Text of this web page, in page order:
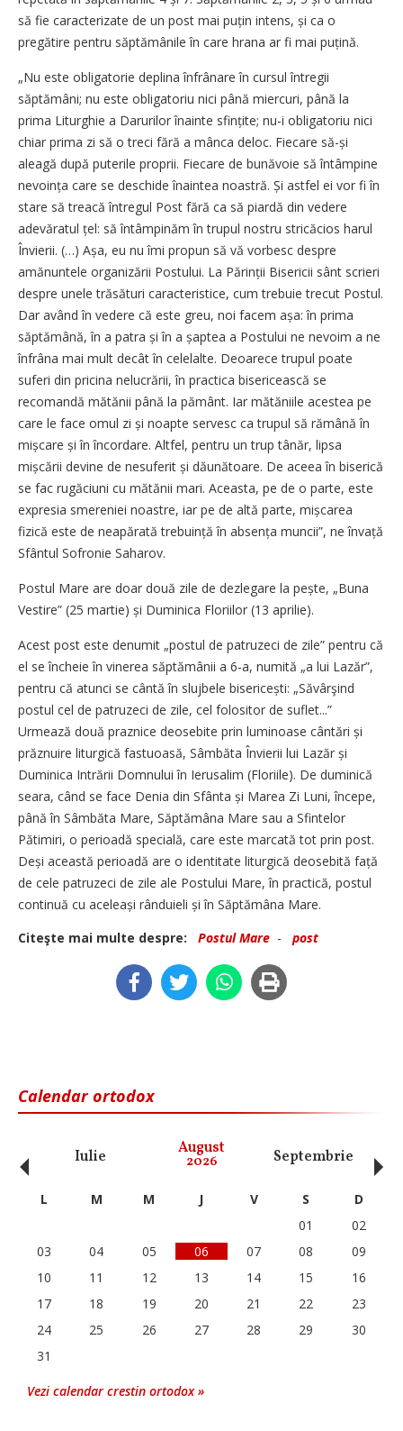
să fie caracterizate de un post mai puțin intens, și ca o
pregătire pentru săptămânile în care hrana ar fi mai puțină.
„Nu este obligatorie deplina înfrânare în cursul întregii
săptămâni; nu este obligatoriu nici până miercuri, până la
prima Liturghie a Darurilor înainte sfințite; nu-i obligatoriu nici
chiar prima zi să o treci fără a mânca deloc. Fiecare să-și
aleagă după puterile proprii. Fiecare de bunăvoie să întâmpine
nevoința care se deschide înaintea noastră. Și astfel ei vor fi în
stare să treacă întregul Post fără ca să piardă din vedere
adevăratul țel: să întâmpinăm în trupul nostru stricăcios harul
Învierii. (…) Așa, eu nu îmi propun să vă vorbesc despre
amănuntele organizării Postului. La Părinții Bisericii sânt scrieri
despre unele trăsături caracteristice, cum trebuie trecut Postul.
Dar având în vedere că este greu, noi facem așa: în prima
săptămână, în a patra și în a șaptea a Postului ne nevoim a ne
înfrâna mai mult decât în celelalte. Deoarece trupul poate
suferi din pricina nelucrării, în practica bisericească se
recomandă mătănii până la pământ. Iar mătăniile acestea pe
care le face omul zi și noapte servesc ca trupul să rămână în
mișcare și în încordare. Altfel, pentru un trup tânăr, lipsa
mișcării devine de nesuferit și dăunătoare. De aceea în biserică
se fac rugăciuni cu mătănii mari. Aceasta, pe de o parte, este
expresia smereniei noastre, iar pe de altă parte, mișca­rea
fizică este de neapărată trebuin­ță în absența muncii”, ne învață
Sfân­tul Sofronie Saharov.
Postul Mare are doar două zile de dezlegare la pește, „Buna
Vestire” (25 martie) și Duminica Floriilor (13 aprilie).
Acest post este denumit „postul de patruzeci de zile” pentru că
el se încheie în vinerea săptămânii a 6-a, numită „a lui Lazăr”,
pentru că atunci se cântă în slujbele bisericești: „Săvârşind
postul cel de patruzeci de zile, cel folositor de suflet...”
Urmează două praznice deosebite prin luminoase cântări și
prăznuire liturgică fastuoasă, Sâmbăta Învierii lui Lazăr și
Duminica Intrării Domnului în Ierusalim (Floriile). De duminică
seara, când se face Denia din Sfânta și Marea Zi Luni, începe,
până în Sâmbăta Mare, Săptămâna Mare sau a Sfintelor
Pătimiri, o perioadă specială, care este marcată tot prin post.
Deși această perioadă are o identitate liturgică deosebită față
de cele patruzeci de zile ale Postului Mare, în practică, postul
continuă cu aceleași rânduieli și în Săptămâna Mare.
Citeşte mai multe despre:
Postul Mare - post
Calendar ortodox
Iulie August
2026 Septembrie
‹ L M M J V S
D
01
02
03
04 05 06 07 08
09
10
11 12 13 14 15
16
17
18 19 20 21 22
23
24
25 26 27 28 29
30
31
Vezi calendar crestin ortodox »